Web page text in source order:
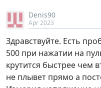
Denis90
Apr 2023
Здравствуйте. Есть
500 при нажатии на
крутится быстрее чем
не плывет прямо а